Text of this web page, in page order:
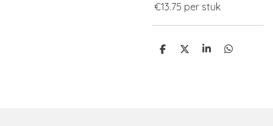
€13.75 per stuk
D
D
S
D